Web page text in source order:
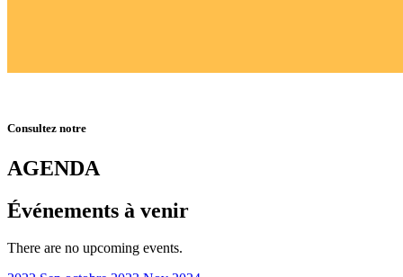
Consultez notre
AGENDA
Événements à venir
There are no upcoming events.